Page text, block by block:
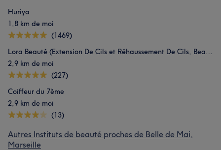
Huriya
1,8 km de moi
(1469)
Lora Beauté (Extension De Cils et Réhaussement De Cils, Beauté des Sourcils, Maquillage Permanent)
2,9 km de moi
(227)
Coiffeur du 7ème
2,9 km de moi
(13)
Autres Instituts de beauté proches de Belle de Mai,
Marseille